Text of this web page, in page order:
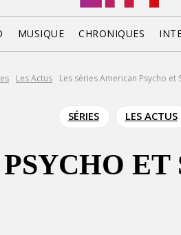
MUSIQUE CHRONIQUES
Les Actus Les séries American Psycho
SÉRIES LES ACTUS
ET